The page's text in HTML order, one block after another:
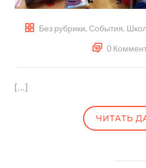
Без рубрики, События,
0
[…]
ЧИТАТЬ